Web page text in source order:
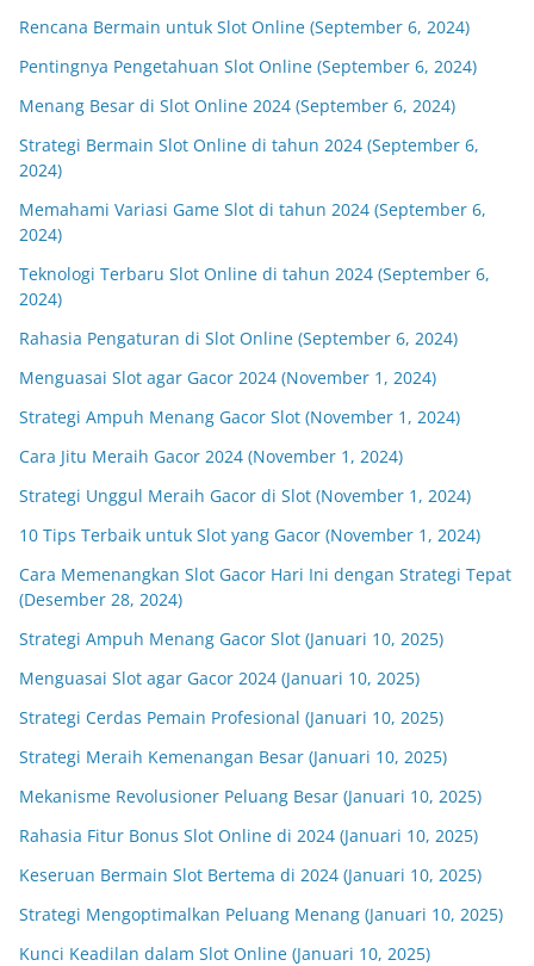
Rencana Bermain untuk Slot Online (September 6, 2024)
Pentingnya Pengetahuan Slot Online (September 6, 2024)
Menang Besar di Slot Online 2024 (September 6, 2024)
Strategi Bermain Slot Online di tahun 2024 (September 6,
2024)
Memahami Variasi Game Slot di tahun 2024 (September 6,
2024)
Teknologi Terbaru Slot Online di tahun 2024 (September 6,
2024)
Rahasia Pengaturan di Slot Online (September 6, 2024)
Menguasai Slot agar Gacor 2024 (November 1, 2024)
Strategi Ampuh Menang Gacor Slot (November 1, 2024)
Cara Jitu Meraih Gacor 2024 (November 1, 2024)
Strategi Unggul Meraih Gacor di Slot (November 1, 2024)
10 Tips Terbaik untuk Slot yang Gacor (November 1, 2024)
Cara Memenangkan Slot Gacor Hari Ini dengan Strategi Tepat
(Desember 28, 2024)
Strategi Ampuh Menang Gacor Slot (Januari 10, 2025)
Menguasai Slot agar Gacor 2024 (Januari 10, 2025)
Strategi Cerdas Pemain Profesional (Januari 10, 2025)
Strategi Meraih Kemenangan Besar (Januari 10, 2025)
Mekanisme Revolusioner Peluang Besar (Januari 10, 2025)
Rahasia Fitur Bonus Slot Online di 2024 (Januari 10, 2025)
Keseruan Bermain Slot Bertema di 2024 (Januari 10, 2025)
Strategi Mengoptimalkan Peluang Menang (Januari 10, 2025)
Kunci Keadilan dalam Slot Online (Januari 10, 2025)